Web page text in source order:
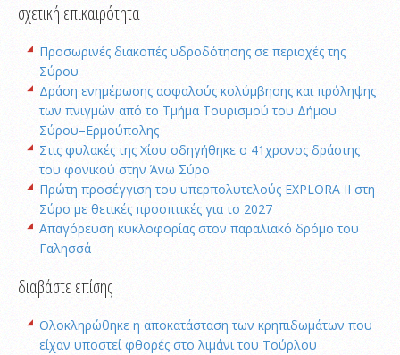
σχετική επικαιρότητα
Προσωρινές διακοπές υδροδότησης σε περιοχές της
Σύρου
Δράση ενημέρωσης ασφαλούς κολύμβησης και πρόληψης
των πνιγμών από το Τμήμα Τουρισμού του Δήμου
Σύρου–Ερμούπολης
Στις φυλακές της Χίου οδηγήθηκε ο 41χρονος δράστης
του φονικού στην Άνω Σύρο
Πρώτη προσέγγιση του υπερπολυτελούς EXPLORA II στη
Σύρο με θετικές προοπτικές για το 2027
Απαγόρευση κυκλοφορίας στον παραλιακό δρόμο του
Γαλησσά
διαβάστε επίσης
Oλοκληρώθηκε η αποκατάσταση των κρηπιδωμάτων που
είχαν υποστεί φθορές στο λιμάνι του Τούρλου